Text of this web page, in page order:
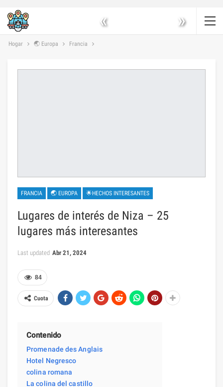
« »
Hogar 🌏 Europa Francia
FRANCIA 🌏 EUROPA 🌟HECHOS INTERESANTES
Lugares de interés de Niza – 25
lugares más interesantes
Last updated Abr 21, 2024
84
Cuota
Contenido
Promenade des Anglais
Hotel Negresco
colina romana
La colina del castillo